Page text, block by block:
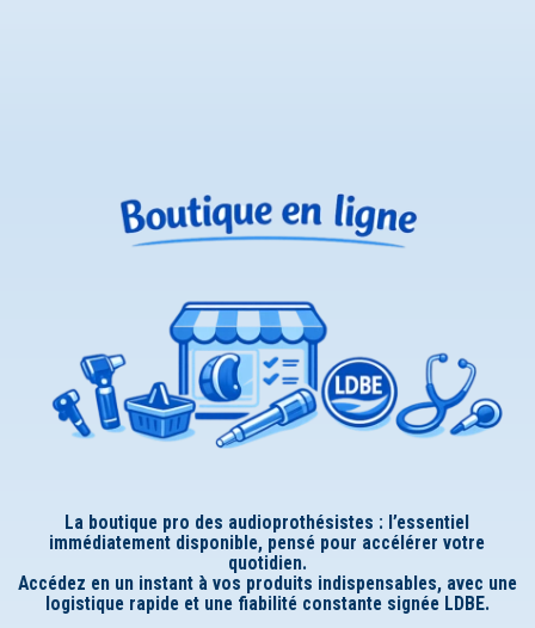
La boutique pro des audioprothésistes : l’essentiel
immédiatement disponible, pensé pour accélérer votre
quotidien.
Accédez en un instant à vos produits indispensables, avec une
logistique rapide et une fiabilité constante signée LDBE.